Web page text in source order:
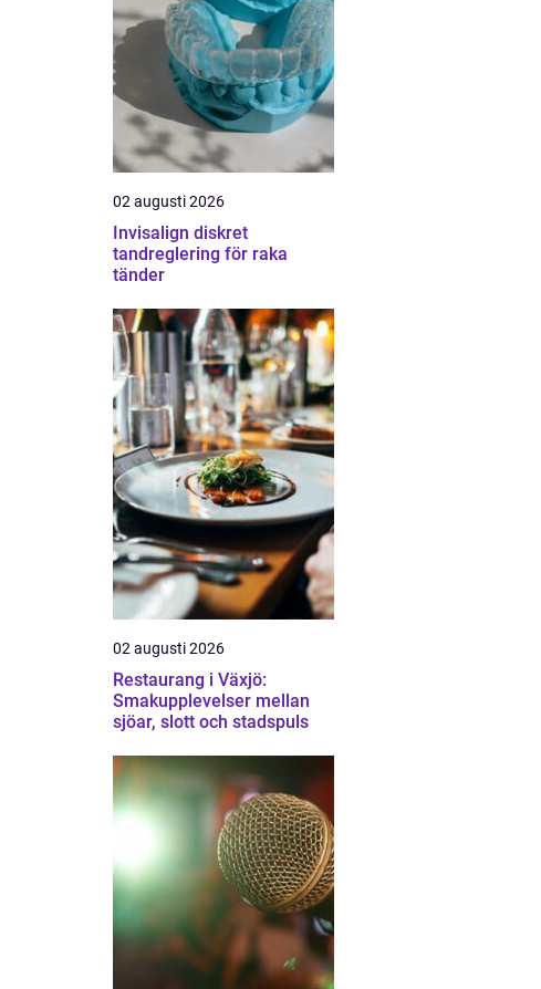
02 augusti 2026
Invisalign diskret
tandreglering för raka
tänder
02 augusti 2026
Restaurang i Växjö:
Smakupplevelser mellan
sjöar, slott och stadspuls